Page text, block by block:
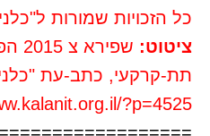
כל הזכויות שמורות
ציטוט:
תת-קרקעי, כתב-עת
?p=4525